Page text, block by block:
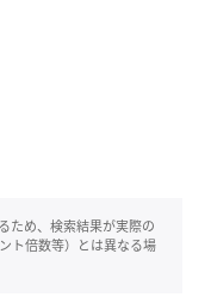
ため、検索結果が実際の
ト倍数等）とは異なる場